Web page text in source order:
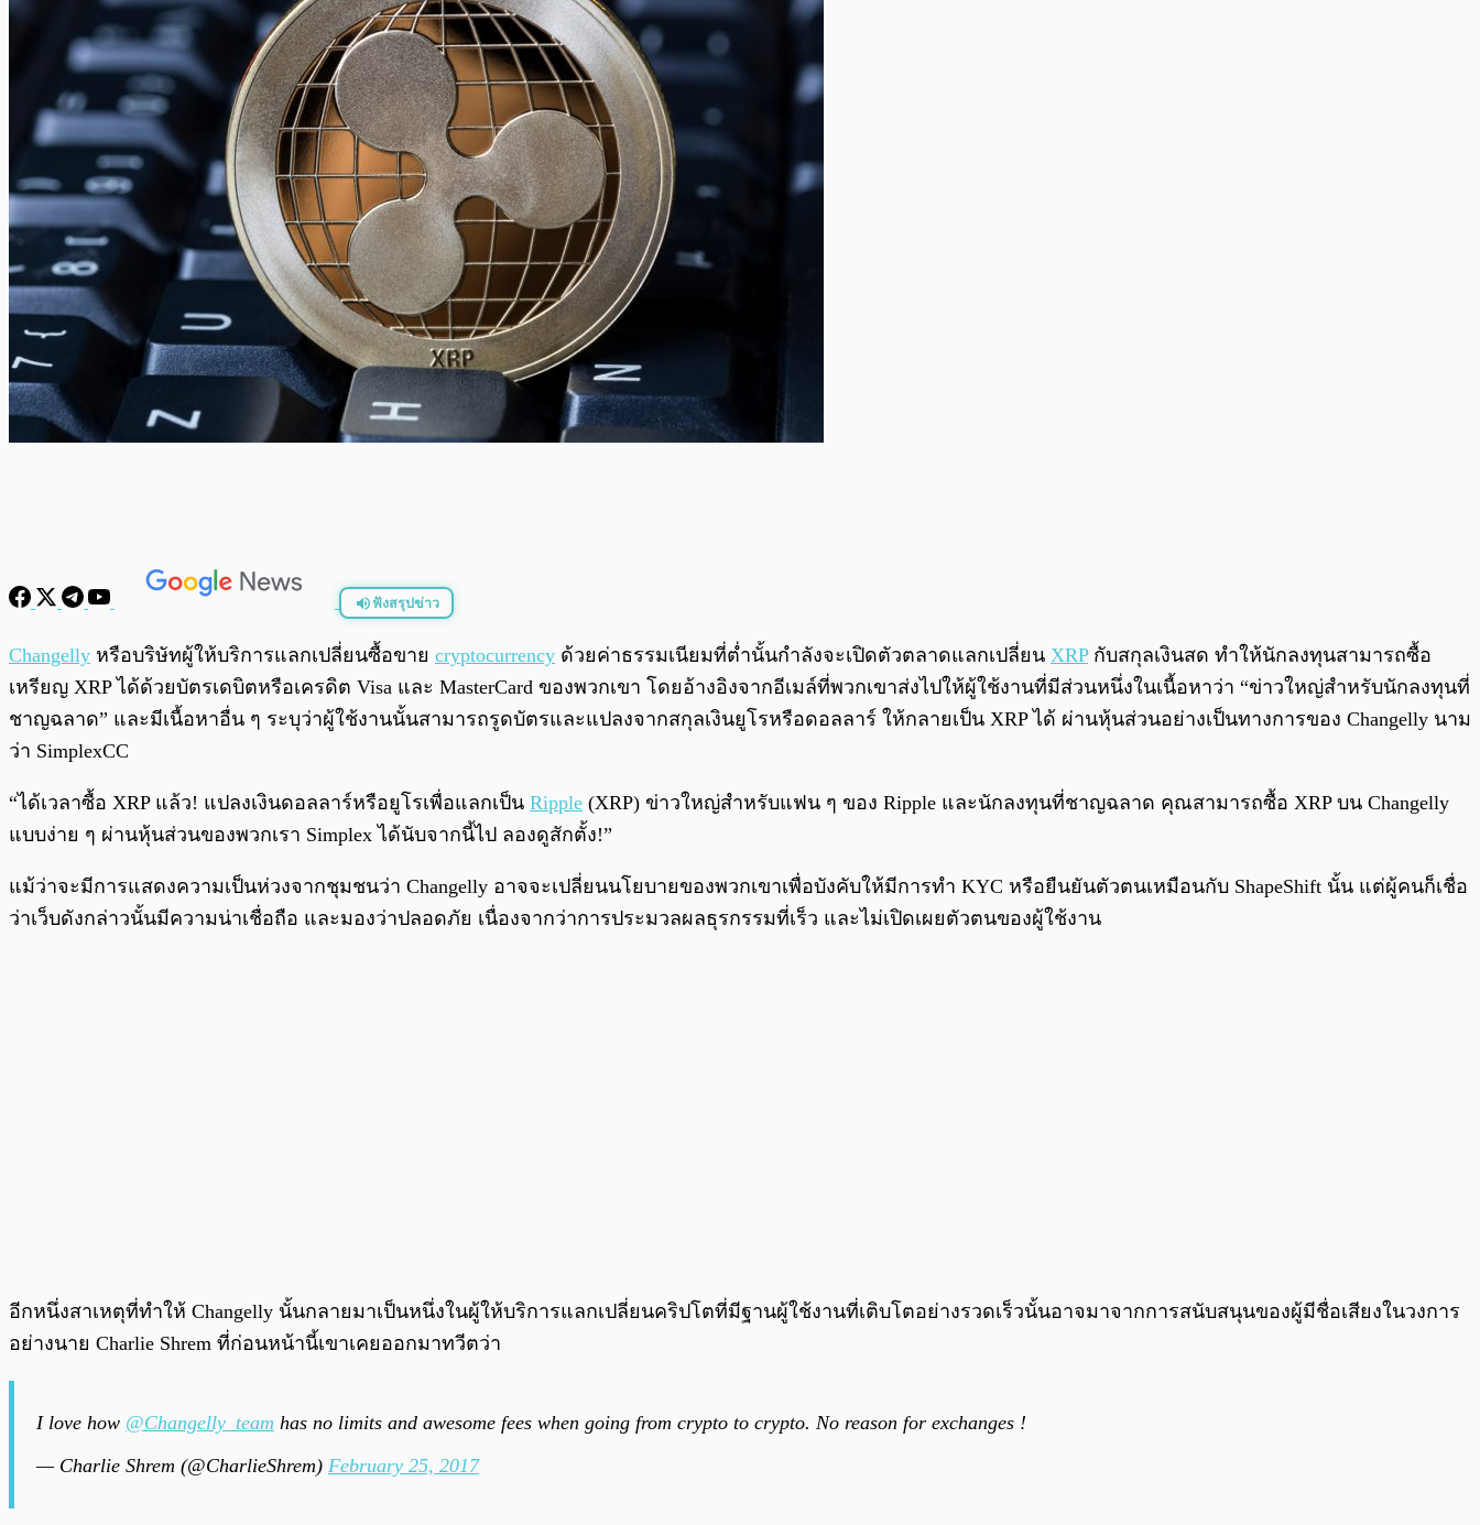
ฟังสรุปข่าว
พร้อมเล่น
Changelly หรือบริษัทผู้ให้บริการแลกเปลี่ยนซื้อขาย cryptocurrency ด้วยค่าธรรมเนียมที่ต่ำนั้นกำลังจะเปิดตัวตลาดแลกเปลี่ยน XRPกับสกุลเงินสด ทำให้นักลงทุนสามารถซื้อ
เหรียญ XRP ได้ด้วยบัตรเดบิตหรือเครดิต Visa และ MasterCard ของพวกเขา โดยอ้างอิงจากอีเมล์ที่พวกเขาส่งไปให้ผู้ใช้งานที่มีส่วนหนึ่งในเนื้อหาว่า “ข่าวใหญ่สำหรับนักลงทุนที่
ชาญฉลาด” และมีเนื้อหาอื่น ๆ ระบุว่าผู้ใช้งานนั้นสามารถรูดบัตรและแปลงจากสกุลเงินยูโรหรือดอลลาร์ ให้กลายเป็น XRP ได้ ผ่านหุ้นส่วนอย่างเป็นทางการของ Changelly นาม
ว่า SimplexCC
“ได้เวลาซื้อ XRP แล้ว! แปลงเงินดอลลาร์หรือยูโรเพื่อแลกเป็น Ripple (XRP) ข่าวใหญ่สำหรับแฟน ๆ ของ Ripple และนักลงทุนที่ชาญฉลาด คุณสามารถซื้อ XRP บน Changelly
แบบง่าย ๆ ผ่านหุ้นส่วนของพวกเรา Simplex ได้นับจากนี้ไป ลองดูสักตั้ง!”
แม้ว่าจะมีการแสดงความเป็นห่วงจากชุมชนว่า Changelly อาจจะเปลี่ยนนโยบายของพวกเขาเพื่อบังคับให้มีการทำ KYC หรือยืนยันตัวตนเหมือนกับ ShapeShift นั้น แต่ผู้คนก็เชื่อ
ว่าเว็บดังกล่าวนั้นมีความน่าเชื่อถือ และมองว่าปลอดภัย เนื่องจากว่าการประมวลผลธุรกรรมที่เร็ว และไม่เปิดเผยตัวตนของผู้ใช้งาน
อีกหนึ่งสาเหตุที่ทำให้ Changelly นั้นกลายมาเป็นหนึ่งในผู้ให้บริการแลกเปลี่ยนคริปโตที่มีฐานผู้ใช้งานที่เติบโตอย่างรวดเร็วนั้นอาจมาจากการสนับสนุนของผู้มีชื่อเสียงในวงการ
อย่างนาย Charlie Shrem ที่ก่อนหน้านี้เขาเคยออกมาทวีตว่า
I love how @Changelly_team has no limits and awesome fees when going from crypto to crypto. No reason for exchanges !
— Charlie Shrem (@CharlieShrem) February 25, 2017